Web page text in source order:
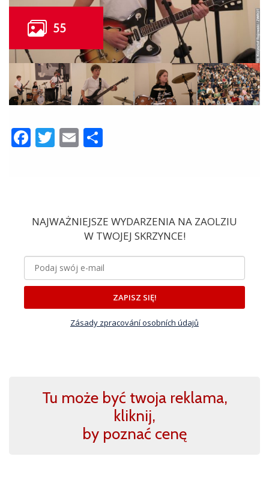
Facebook
Twitter
Email
NAJWAŻNIEJSZE WYDARZENIA NA ZAOLZIU
W TWOJEJ SKRZYNCE!
ZAPISZ SIĘ!
Zásady zpracování osobních údajů
Tu może być twoja reklama,
kliknij,
by poznać cenę